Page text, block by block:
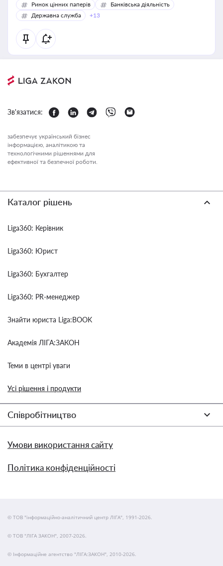
Ринок цінних паперів
Банківська діяльність
Державна служба
+13
Зв'язатися:
забезпечує український бізнес
інформацією, аналітикою та
технологічними рішеннями для
ефективної та безпечної роботи.
Каталог рішень
Liga360: Керівник
Liga360: Юрист
Liga360: Бухгалтер
Liga360: PR-менеджер
Знайти юриста Liga:BOOK
Академія ЛІГА:ЗАКОН
Теми в центрі уваги
Усі рішення і продукти
Співробітництво
Умови використання сайту
Політика конфіденційності
© ТОВ "інформаційно-аналітичний центр ЛІГА", 1991-2026.
© ТОВ "ЛІГА ЗАКОН", 2007-2026.
© Інформаційне агентство "ЛІГА:ЗАКОН", 2010-2026.